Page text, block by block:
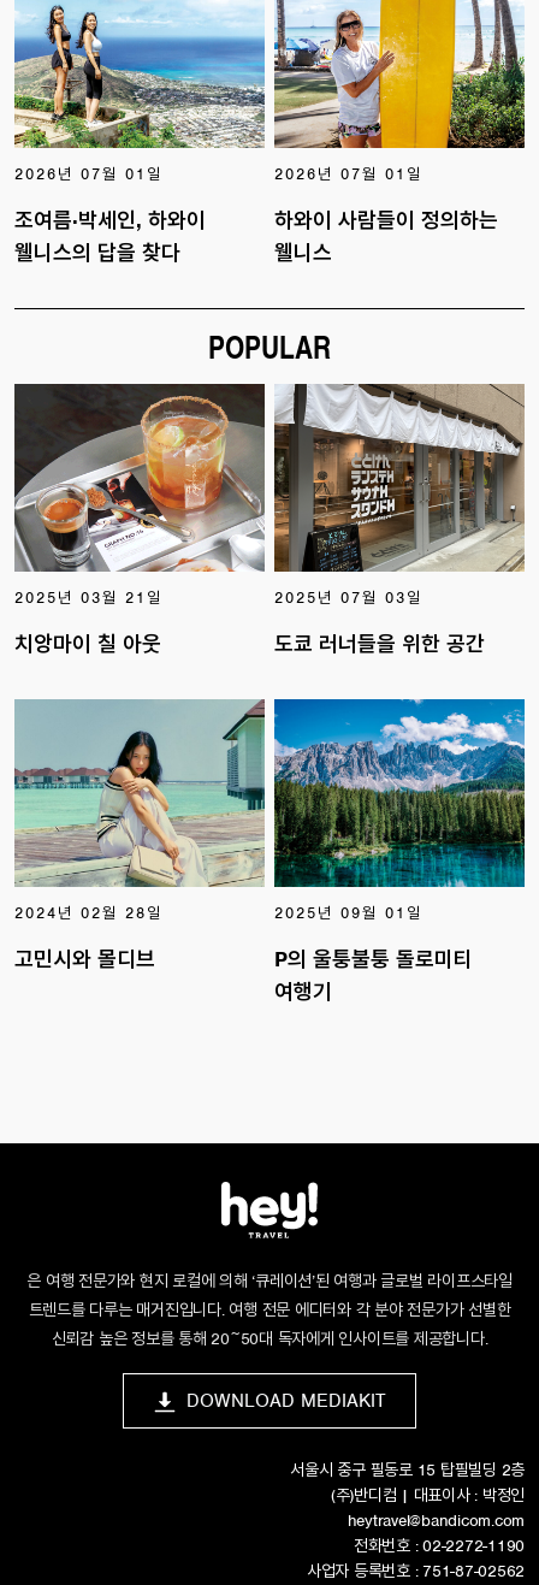
2026년 07월 01일
조여름·박세인, 하와이
웰니스의 답을 찾다
2026년 07월 01일
하와이 사람들이 정의하는
웰니스
POPULAR
2025년 03월 21일
치앙마이 칠 아웃
2025년 07월 03일
도쿄 러너들을 위한 공간
2024년 02월 28일
고민시와 몰디브
2025년 09월 01일
P의 울퉁불퉁 돌로미티
여행기
은 여행 전문가와 현지 로컬에 의해 ‘큐레이션’된 여행과 글로벌 라이프스타일
트렌드를 다루는 매거진입니다. 여행 전문 에디터와 각 분야 전문가가 선별한
신뢰감 높은 정보를 통해 20~50대 독자에게 인사이트를 제공합니다.
DOWNLOAD MEDIAKIT
서울시 중구 필동로 15 탑필빌딩 2층
(주)반디컴 | 대표이사 : 박정인
heytravel@bandicom.com
전화번호 : 02-2272-1190
사업자 등록번호 : 751-87-02562